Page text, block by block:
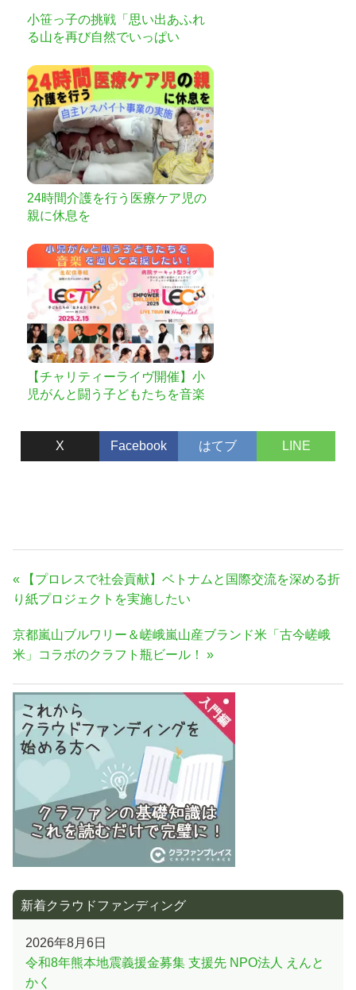
小笹っ子の挑戦「思い出あふれ
る山を再び自然でいっぱい
24時間介護を行う医療ケア児の
親に休息を
【チャリティーライヴ開催】小
児がんと闘う子どもたちを音楽
X Facebook はてブ LINE
投
稿
ビ
ゲ
ー
シ
ョ
ン
前
の
事:
【プロレスで社会貢献】ベトナムと国際交流を深める折
り紙プロジェクトを実施したい
次
の
事:
京都嵐山ブルワリー＆嵯峨嵐山産ブランド米「古今嵯峨
米」コラボのクラフト瓶ビール！
新着クラウドファンディング
2026年8月6日
令和8年熊本地震義援金募集 支援先 NPO法人 えんと
かく